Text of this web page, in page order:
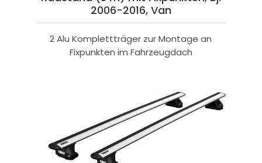
2006-2016, Van
2 Alu Komplettträger zur Montage an
Fixpunkten im Fahrzeugdach